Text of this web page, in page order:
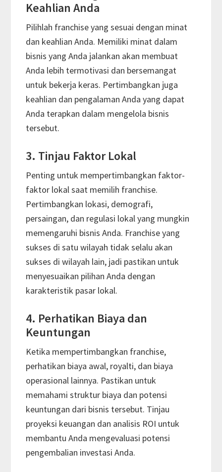
Keahlian Anda
Pilihlah franchise yang sesuai dengan minat
dan keahlian Anda. Memiliki minat dalam
bisnis yang Anda jalankan akan membuat
Anda lebih termotivasi dan bersemangat
untuk bekerja keras. Pertimbangkan juga
keahlian dan pengalaman Anda yang dapat
Anda terapkan dalam mengelola bisnis
tersebut.
3. Tinjau Faktor Lokal
Penting untuk mempertimbangkan faktor-
faktor lokal saat memilih franchise.
Pertimbangkan lokasi, demografi,
persaingan, dan regulasi lokal yang mungkin
memengaruhi bisnis Anda. Franchise yang
sukses di satu wilayah tidak selalu akan
sukses di wilayah lain, jadi pastikan untuk
menyesuaikan pilihan Anda dengan
karakteristik pasar lokal.
4. Perhatikan Biaya dan
Keuntungan
Ketika mempertimbangkan franchise,
perhatikan biaya awal, royalti, dan biaya
operasional lainnya. Pastikan untuk
memahami struktur biaya dan potensi
keuntungan dari bisnis tersebut. Tinjau
proyeksi keuangan dan analisis ROI untuk
membantu Anda mengevaluasi potensi
pengembalian investasi Anda.